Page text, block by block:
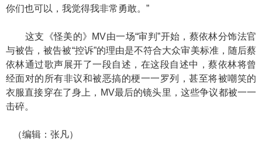
你们也可以，我觉得我非常勇敢。”
这支《怪美的》MV由一场“审判”开始，蔡依林分饰法官
与被告，被告被“控诉”的理由是不符合大众审美标准，随后蔡
依林通过歌声展开了一段自述，在这段自述中，蔡依林将曾
经面对的所有非议和被恶搞的梗一一罗列，甚至将被嘲笑的
衣服直接穿在了身上，MV最后的镜头里，这些争议都被一一
击碎。
（编辑：张凡）